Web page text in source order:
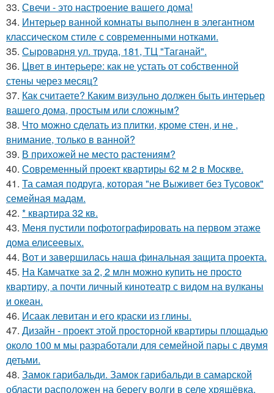
33. Свечи - это настроение вашего дома!
34. Интерьер ванной комнаты выполнен в элегантном
классическом стиле с современными нотками.
35. Сыроварня ул. труда, 181, ТЦ "Таганай".
36. Цвет в интерьере: как не устать от собственной
стены через месяц?
37. Как считаете? Каким визульно должен быть интерьер
вашего дома, простым или сложным?
38. Что можно сделать из плитки, кроме стен, и не ,
внимание, только в ванной?
39. В прихожей не место растениям?
40. Современный проект квартиры 62 м 2 в Москве.
41. Та самая подруга, которая "не Выживет без Тусовок"
семейная мадам.
42. * квартира 32 кв.
43. Меня пустили пофотографировать на первом этаже
дома елисеевых.
44. Вот и завершилась наша финальная защита проекта.
45. На Камчатке за 2, 2 млн можно купить не просто
квартиру, а почти личный кинотеатр с видом на вулканы
и океан.
46. Исаак левитан и его краски из глины.
47. Дизайн - проект этой просторной квартиры площадью
около 100 м мы разработали для семейной пары с двумя
детьми.
48. Замок гарибальди. Замок гарибальди в самарской
области расположен на берегу волги в селе хрящёвка.